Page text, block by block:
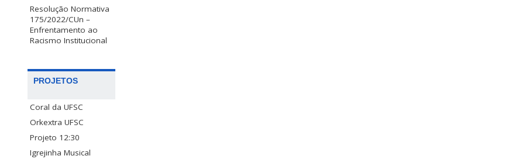
Resolução Normativa
175/2022/CUn –
Enfrentamento ao
Racismo Institucional
PROJETOS
Coral da UFSC
Orkextra UFSC
Projeto 12:30
Igrejinha Musical